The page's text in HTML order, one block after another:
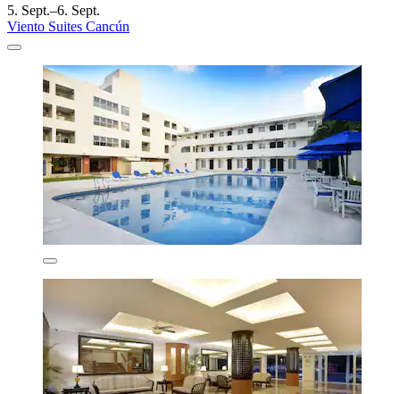
5. Sept.–6. Sept.
Viento Suites Cancún